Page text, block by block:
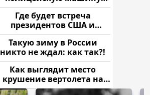
напали и подожгли.
Где будет встреча
президентов США и
России: Европа?
Такую зиму в России
никто не ждал: как так?!
Как выглядит место
крушение вертолета на
Кавказе: смотреть